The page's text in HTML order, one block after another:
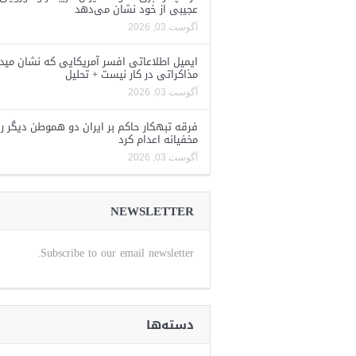
عجیبی از خود نشان می‌دهد
آگوست 03, 2026
ایمیل اطلاعاتی افسر آمریکایی که نشان
مذاکراتی در کار نیست + تحلیل
آگوست 03, 2026
فرقه تبهکار حاکم بر ایران دو هموطن دیگر
مخفیانه اعدام کرد
آگوست 03, 2026
NEWSLETTER
Subscribe to our email newsletter.
دسته‌ها